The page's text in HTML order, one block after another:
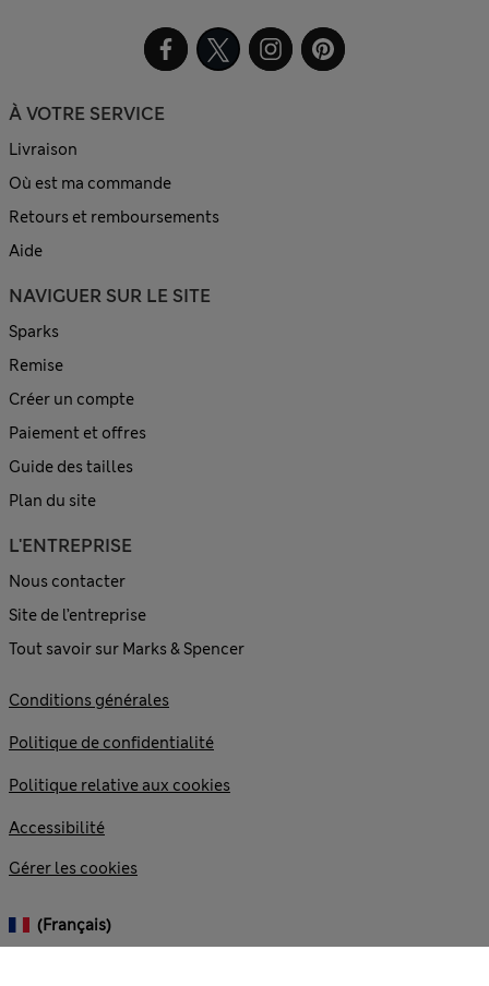
À VOTRE SERVICE
Livraison
Où est ma commande
Retours et remboursements
Aide
NAVIGUER SUR LE SITE
Sparks
Remise
Créer un compte
Paiement et offres
Guide des tailles
Plan du site
L'ENTREPRISE
Nous contacter
Site de l’entreprise
Tout savoir sur Marks & Spencer
Conditions générales
Politique de confidentialité
Politique relative aux cookies
Accessibilité
Gérer les cookies
(français)